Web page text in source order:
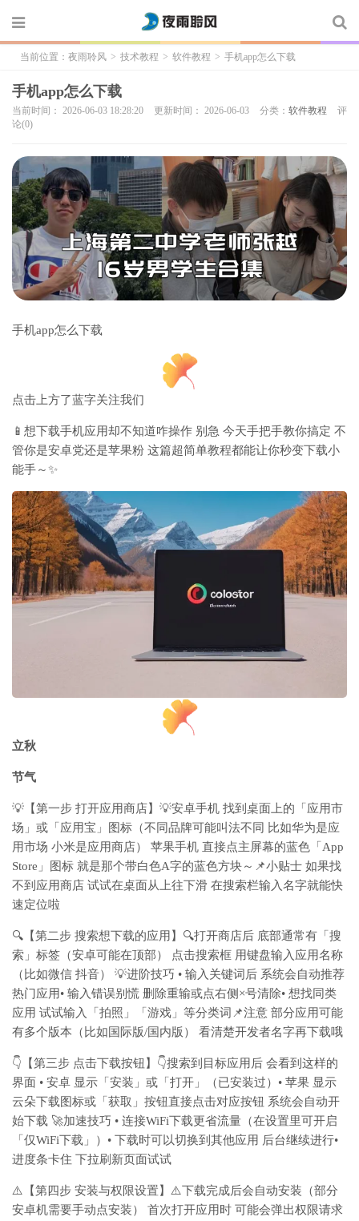
当前位置： 夜雨聆风 > 技术教程 > 软件教程 > 手机app怎么下载
手机app怎么下载
当前时间： 2026-06-03 18:28:20 更新时间： 2026-06-03 分类： 软件教程
评
论(0)
手机app怎么下载
点击上方了蓝字关注我们
📱想下载手机应用却不知道咋操作 别急 今天手把手教你搞定 不
管你是安卓党还是苹果粉 这篇超简单教程都能让你秒变下载小
能手～✨
立秋
节气
💡【第一步 打开应用商店】💡安卓手机 找到桌面上的「应用市
场」或「应用宝」图标（不同品牌可能叫法不同 比如华为是应
用市场 小米是应用商店） 苹果手机 直接点主屏幕的蓝色「App
Store」图标 就是那个带白色A字的蓝色方块～📌小贴士 如果找
不到应用商店 试试在桌面从上往下滑 在搜索栏输入名字就能快
速定位啦
🔍【第二步 搜索想下载的应用】🔍打开商店后 底部通常有「搜
索」标签（安卓可能在顶部） 点击搜索框 用键盘输入应用名称
（比如微信 抖音） 💡进阶技巧 • 输入关键词后 系统会自动推荐
热门应用• 输入错误别慌 删除重输或点右侧×号清除• 想找同类
应用 试试输入「拍照」「游戏」等分类词📌注意 部分应用可能
有多个版本（比如国际版/国内版） 看清楚开发者名字再下载哦
👇【第三步 点击下载按钮】👇搜索到目标应用后 会看到这样的
界面 • 安卓 显示「安装」或「打开」（已安装过）• 苹果 显示
云朵下载图标或「获取」按钮直接点击对应按钮 系统会自动开
始下载 🚀加速技巧 • 连接WiFi下载更省流量（在设置里可开启
「仅WiFi下载」）• 下载时可以切换到其他应用 后台继续进行•
进度条卡住 下拉刷新页面试试
⚠️【第四步 安装与权限设置】⚠️下载完成后会自动安装（部分
安卓机需要手动点安装） 首次打开应用时 可能会弹出权限请求